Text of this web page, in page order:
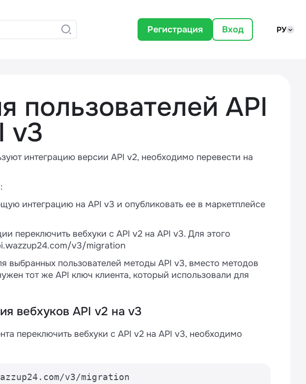
Регистрация Вход РУ
пользователей API
v3
интеграцию версии API v2, необходимо перевести на
интеграцию на API v3 и опубликовать ее в маркетплейсе
переключить вебхуки с API v2 на API v3. Для этого
v3/migration
выбранных пользователей методы API v3, вместо методов
тот же API ключ клиента, который использовали для
вебхуков API v2 на v3
переключить вебхуки с API v2 на API v3, необходимо
v3/migration